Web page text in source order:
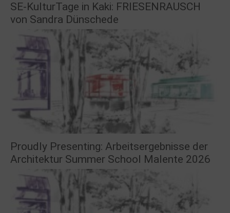
SE-KulturTage in Kaki: FRIESENRAUSCH
von Sandra Dünschede
Proudly Presenting: Arbeitsergebnisse der
Architektur Summer School Malente 2026